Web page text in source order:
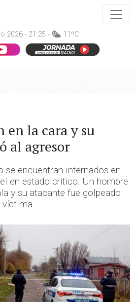
2026 - 21:25 - 11ºC
en la cara y su
al agresor
encuentran internados en
en estado crítico. Un hombre
y su atacante fue golpeado
víctima.